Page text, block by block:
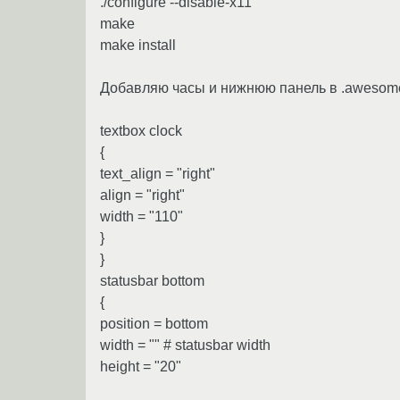
make
make install
Добавляю часы и нижнюю панель в
textbox clock
{
text_align = "right"
align = "right"
width = "110"
}
}
statusbar bottom
{
position = bottom
width = "" # statusbar width
height = "20"